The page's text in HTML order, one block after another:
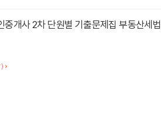
개사 2차 단원별 기출문제집 부동산세법